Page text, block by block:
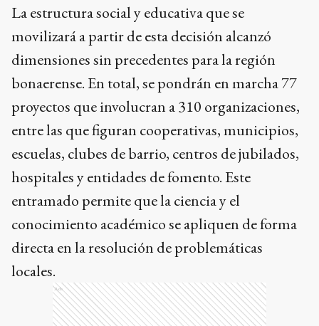
entre las que figuran cooperativas, municipios,
escuelas, clubes de barrio, centros de jubilados,
hospitales y entidades de fomento. Este
entramado permite que la ciencia y el
conocimiento académico se apliquen de forma
directa en la resolución de problemáticas
locales.